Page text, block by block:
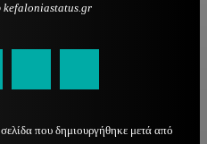
kefaloniastatus.gr
που δημιουργήθηκε μετά από